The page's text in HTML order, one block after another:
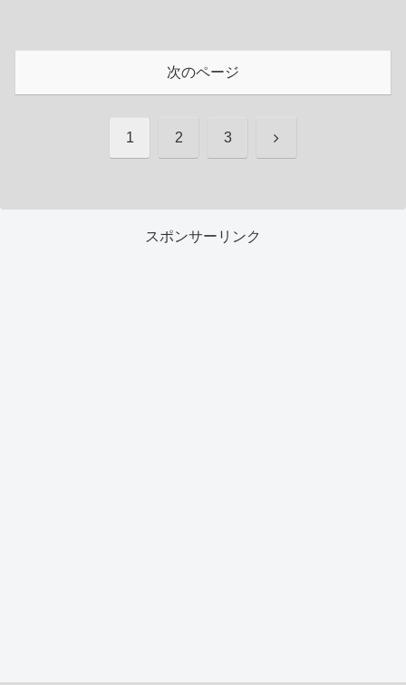
次のページ
1 2 3 次
スポンサーリンク